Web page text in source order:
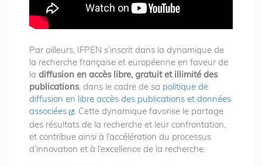
Par ailleurs, IFPEN s’inscrit dans la dynamique de
la recherche française et européenne en faveur de
la diffusion en accès libre, gratuit et illimité des
publications, dans le cadre de sa politique de
diffusion en libre accès des publications et données
associées
. Cette dynamique favorise le partage
des résultats de la recherche et leur confrontation,
et contribue ainsi à l’accélération du processus
d’innovation et à l’excellence de la recherche.